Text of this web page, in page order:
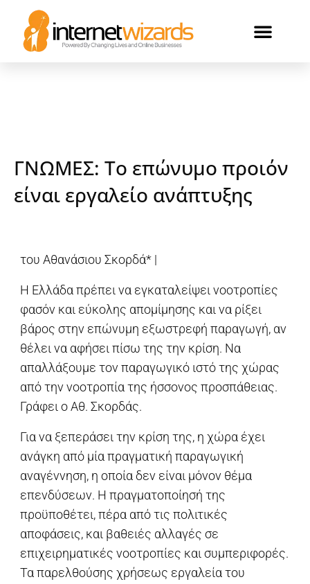
ΓΝΩΜΕΣ: To επώνυμο προιόν
είναι εργαλείο ανάπτυξης
του Αθανάσιου Σκορδά* |
Η Ελλάδα πρέπει να εγκαταλείψει νοοτροπίες
φασόν και εύκολης απομίμησης και να ρίξει
βάρος στην επώνυμη εξωστρεφή παραγωγή, αν
θέλει να αφήσει πίσω της την κρίση. Να
απαλλάξουμε τον παραγωγικό ιστό της χώρας
από την νοοτροπία της ήσσονος προσπάθειας.
Γράφει ο Αθ. Σκορδάς.
Για να ξεπεράσει την κρίση της, η χώρα έχει
ανάγκη από μία πραγματική παραγωγική
αναγέννηση, η οποία δεν είναι μόνον θέμα
επενδύσεων. Η πραγματοποίησή της
προϋποθέτει, πέρα από τις πολιτικές
αποφάσεις, και βαθειές αλλαγές σε
επιχειρηματικές νοοτροπίες και συμπεριφορές.
Τα παρελθούσης χρήσεως εργαλεία του